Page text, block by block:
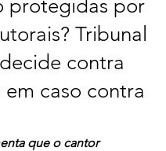
protegidas por
Tribunal
contra
caso contra
que o cantor